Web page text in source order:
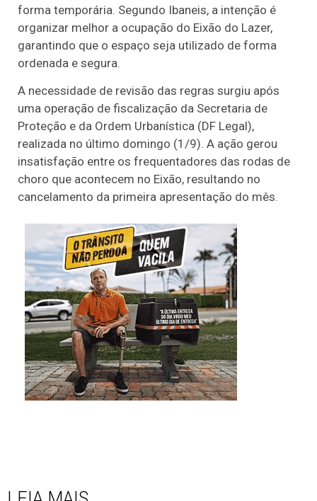
forma temporária. Segundo Ibaneis, a intenção é
organizar melhor a ocupação do Eixão do Lazer,
garantindo que o espaço seja utilizado de forma
ordenada e segura.
A necessidade de revisão das regras surgiu após
uma operação de fiscalização da Secretaria de
Proteção e da Ordem Urbanística (DF Legal),
realizada no último domingo (1/9). A ação gerou
insatisfação entre os frequentadores das rodas de
choro que acontecem no Eixão, resultando no
cancelamento da primeira apresentação do mês.